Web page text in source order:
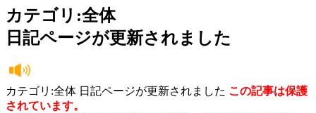
カテゴリ:全体
日記ページが更新されました
カテゴリ:全体 日記ページが更新されました この記事は保護
されています。